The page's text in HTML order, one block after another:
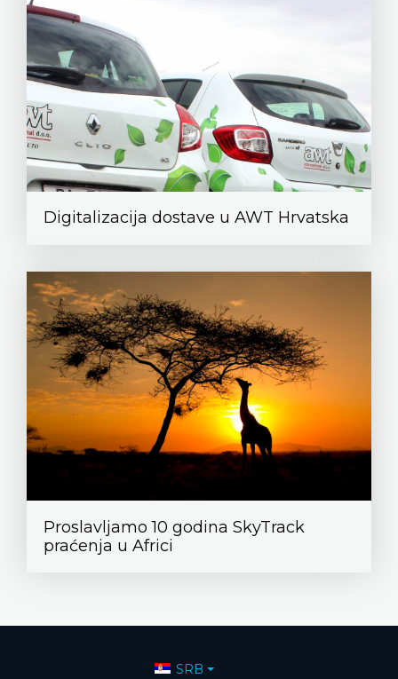
Digitalizacija dostave u AWT Hrvatska
Proslavljamo 10 godina SkyTrack
praćenja u Africi
Izaberite vaš jezik
SRB